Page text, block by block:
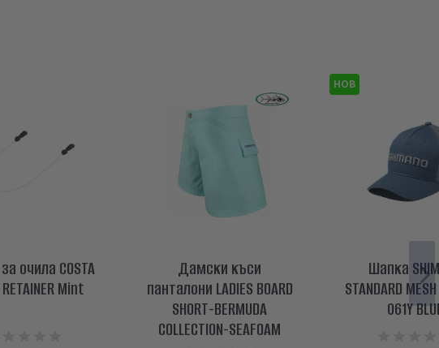
очила COSTA
Mint
Дамски къси
панталони LADIES BOARD
SHORT-BERMUDA
COLLECTION-SEAFOAM
НОВ
Шапка
STANDARD
061Y